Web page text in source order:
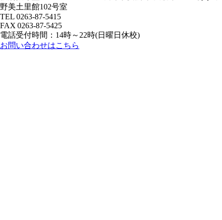
野美土里館102号室
TEL 0263-87-5415
FAX 0263-87-5425
電話受付時間：14時～22時(日曜日休校)
お問い合わせはこちら